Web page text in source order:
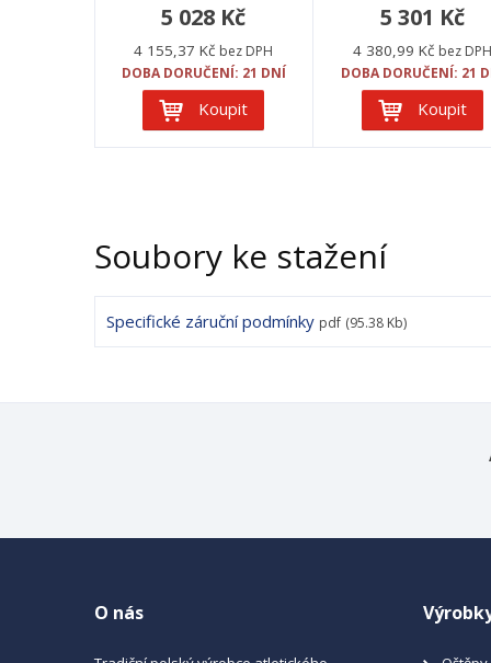
5 028 Kč
4 155,37 Kč bez DPH
DOBA DORUČENÍ: 21 DNÍ
Koupit
5 301 Kč
4 380,99 Kč bez DPH
DOBA DORUČENÍ: 21
Koupit
Soubory ke stažení
Specifické záruční podmínky pdf (95.38 Kb)
O nás